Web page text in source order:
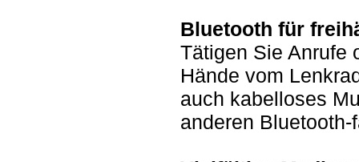
Bluetooth für
Tätigen Sie Anrufe
Hände vom
auch kabelloses
anderen